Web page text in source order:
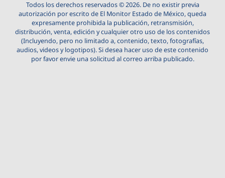
Todos los derechos reservados © 2026. De no existir previa
autorización por escrito de El Monitor Estado de México, queda
expresamente prohibida la publicación, retransmisión,
distribución, venta, edición y cualquier otro uso de los contenidos
(Incluyendo, pero no limitado a, contenido, texto, fotografías,
audios, videos y logotipos). Si desea hacer uso de este contenido
por favor envie una solicitud al correo arriba publicado.